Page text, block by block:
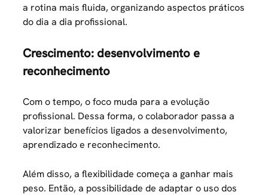
a rotina mais fluida, organizando aspectos práticos
do dia a dia profissional.
Crescimento: desenvolvimento e
reconhecimento
Com o tempo, o foco muda para a evolução
profissional. Dessa forma, o colaborador passa a
valorizar benefícios ligados a desenvolvimento,
aprendizado e reconhecimento.
Além disso, a flexibilidade começa a ganhar mais
peso. Então, a possibilidade de adaptar o uso dos